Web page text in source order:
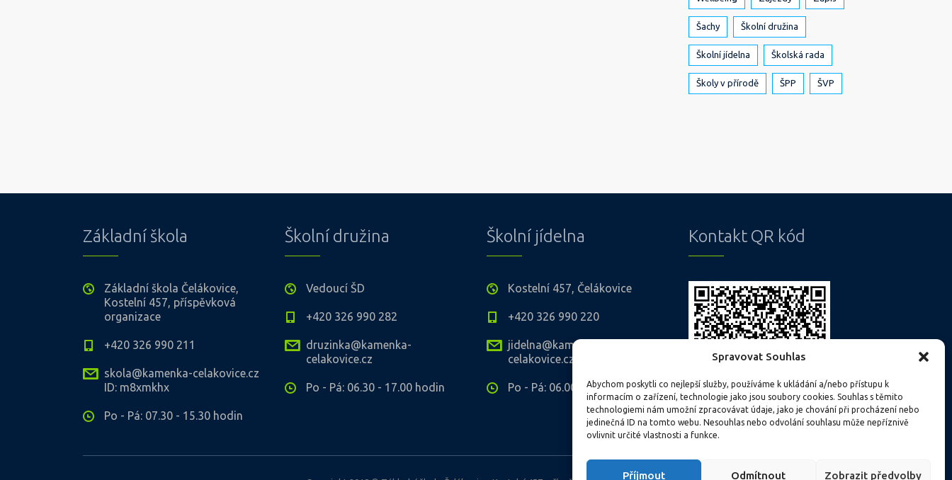
Spravovat Souhlas
Abychom poskytli co nejlepší služby, používáme k ukládání a/nebo přístupu k
informacím o zařízení, technologie jako jsou soubory cookies. Souhlas s těmito
technologiemi nám umožní zpracovávat údaje, jako je chování při procházení nebo
jedinečná ID na tomto webu. Nesouhlas nebo odvolání souhlasu může nepříznivě
ovlivnit určité vlastnosti a funkce.
Příjmout Odmítnout Zobrazit předvolby
Šachy Školní družina
Školní jídelna Školská rada
Školy v přírodě ŠPP ŠVP
Základní škola
Základní škola Čelákovice,
Kostelní 457, příspěvková
organizace
+420 326 990 211
skola@kamenka-celakovice.cz
ID: m8xmkhx
Po - Pá: 07.30 - 15.30 hodin
Školní družina
Vedoucí ŠD
+420 326 990 282
druzinka@kamenka-
celakovice.cz
Po - Pá: 06.30 - 17.00 hodin
Školní jídelna
Kostelní 457, Čelákovice
+420 326 990 220
jidelna@kamenka-
celakovice.cz
Po - Pá: 06.00 - 14.30
Kontakt QR kód